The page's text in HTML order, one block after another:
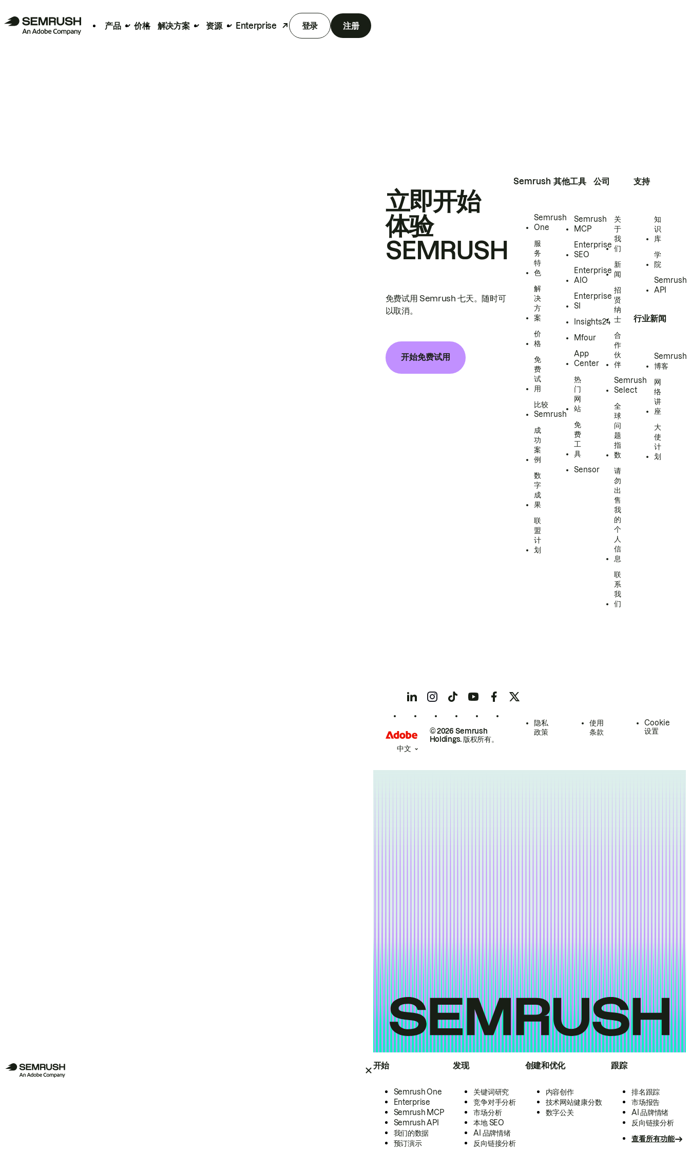
产品 价格 解决方案 资源 Enterprise 登录 注册
开始
Semrush One
Enterprise
Semrush MCP
Semrush API
我们的数据
预订演示
发现
关键词研究
竞争对手分析
市场分析
本地 SEO
AI 品牌情绪
反向链接分析
创建和优化
内容创作
技术网站健康分数
数字公关
跟踪
排名跟踪
市场报告
AI 品牌情绪
反向链接分析
查看所有功能
立即开始
体验
SEMRUSH
免费试用 Semrush 七天。随时可
以取消。
开始免费试用
Semrush
Semrush
One
服
务
特
色
解
决
方
案
价
格
免
费
试
用
比较
Semrush
成
功
案
例
数
字
成
果
联
盟
计
划
其他工具
Semrush
MCP
Enterprise
SEO
Enterprise
AIO
Enterprise
SI
Insights24
Mfour
App
Center
热
门
网
站
免
费
工
具
Sensor
公司
关
于
我
们
新
闻
招
贤
纳
士
合
作
伙
伴
Semrush
Select
全
球
问
题
指
数
请
勿
出
售
我
的
个
人
信
息
联
系
我
们
支持
知
识
库
学
院
Semrush
API
行业新闻
Semrush
博客
网
络
讲
座
大
使
计
划
© 2026 Semrush
Holdings. 版权所有。
隐私
政策
使用
条款
Cookie
设置
中文